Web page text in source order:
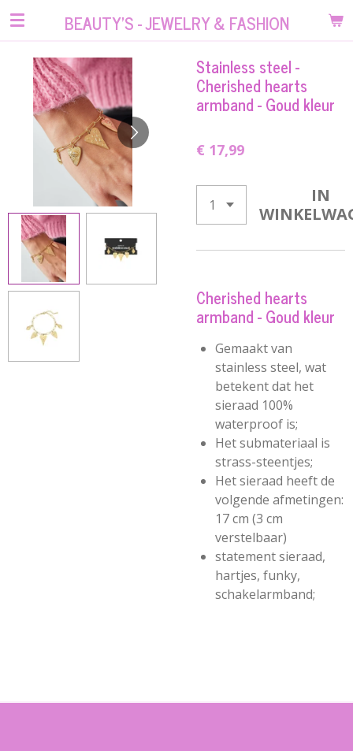
Ga
hoofdinhoud
BEAUTY'S - JEWELRY & FASHION
Stainless steel -
Cherished hearts
armband - Goud kleur
€ 17,99
IN
Cherished hearts
armband - Goud kleur
Gemaakt van
stainless steel, wat
betekent dat het
sieraad 100%
waterproof is;
Het submateriaal is
strass-steentjes;
Het sieraad heeft de
volgende afmetingen:
17 cm (3 cm
verstelbaar)
statement sieraad,
hartjes, funky,
schakelarmband;